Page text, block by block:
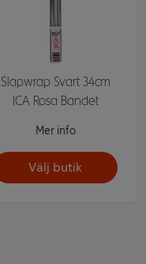
Slapwrap Svart 34cm
ICA Rosa Bandet
Mer info
Välj butik